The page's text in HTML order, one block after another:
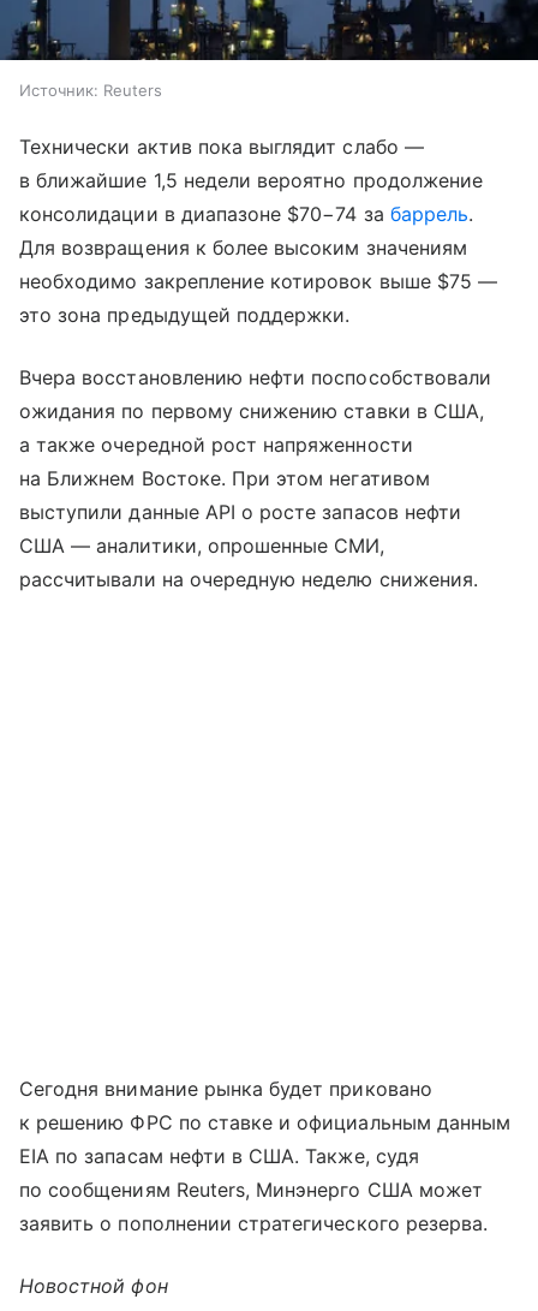
Источник: Reuters
Технически актив пока выглядит слабо —
в ближайшие 1,5 недели вероятно продолжение
консолидации в диапазоне $70−74 за баррель.
Для возвращения к более высоким значениям
необходимо закрепление котировок выше $75 —
это зона предыдущей поддержки.
Вчера восстановлению нефти поспособствовали
ожидания по первому снижению ставки в США,
а также очередной рост напряженности
на Ближнем Востоке. При этом негативом
выступили данные API о росте запасов нефти
США — аналитики, опрошенные СМИ,
рассчитывали на очередную неделю снижения.
Сегодня внимание рынка будет приковано
к решению ФРС по ставке и официальным данным
EIA по запасам нефти в США. Также, судя
по сообщениям Reuters, Минэнерго США может
заявить о пополнении стратегического резерва.
Новостной фон